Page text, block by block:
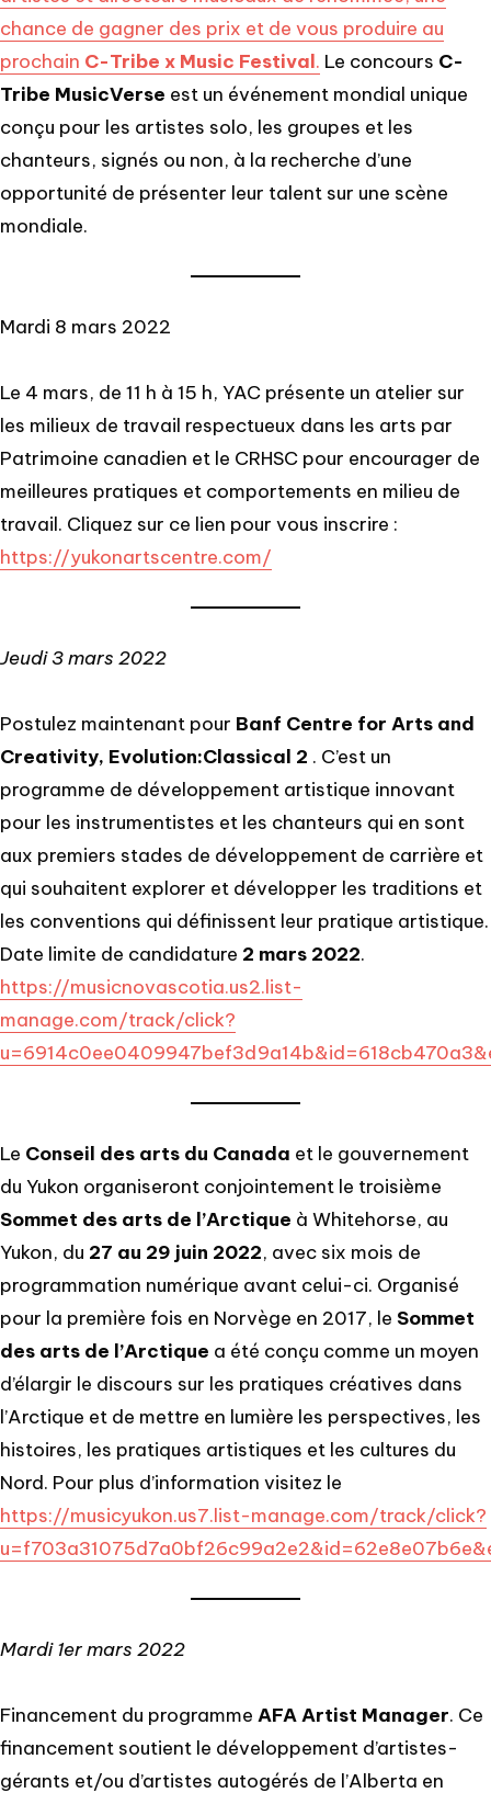
chance de gagner des prix et de vous produire au
prochain C-Tribe x Music Festival. Le concours C-
Tribe MusicVerse est un événement mondial unique
conçu pour les artistes solo, les groupes et les
chanteurs, signés ou non, à la recherche d’une
opportunité de présenter leur talent sur une scène
mondiale.
Mardi 8 mars 2022
Le 4 mars, de 11 h à 15 h, YAC présente un atelier sur
les milieux de travail respectueux dans les arts par
Patrimoine canadien et le CRHSC pour encourager de
meilleures pratiques et comportements en milieu de
travail. Cliquez sur ce lien pour vous inscrire :
https://yukonartscentre.com/
Jeudi 3 mars 2022
Postulez maintenant pour Banf Centre for Arts and
Creativity, Evolution:Classical 2 . C’est un
programme de développement artistique innovant
pour les instrumentistes et les chanteurs qui en sont
aux premiers stades de développement de carrière et
qui souhaitent explorer et développer les traditions et
les conventions qui définissent leur pratique artistique.
Date limite de candidature 2 mars 2022.
https://musicnovascotia.us2.list-
manage.com/track/click?
Le Conseil des arts du Canada et le gouvernement
du Yukon organiseront conjointement le troisième
Sommet des arts de l’Arctique à Whitehorse, au
Yukon, du 27 au 29 juin 2022, avec six mois de
programmation numérique avant celui-ci. Organisé
pour la première fois en Norvège en 2017, le Sommet
des arts de l’Arctique a été conçu comme un moyen
d’élargir le discours sur les pratiques créatives dans
l’Arctique et de mettre en lumière les perspectives, les
histoires, les pratiques artistiques et les cultures du
Nord. Pour plus d’information visitez le
https://musicyukon.us7.list-manage.com/track/click?
Mardi 1er mars 2022
Financement du programme AFA Artist Manager. Ce
financement soutient le développement d’artistes-
gérants et/ou d’artistes autogérés de l’Alberta en